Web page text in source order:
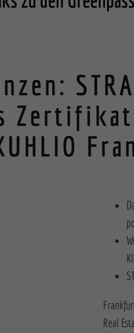
Real
powered by Borlabs Cookie